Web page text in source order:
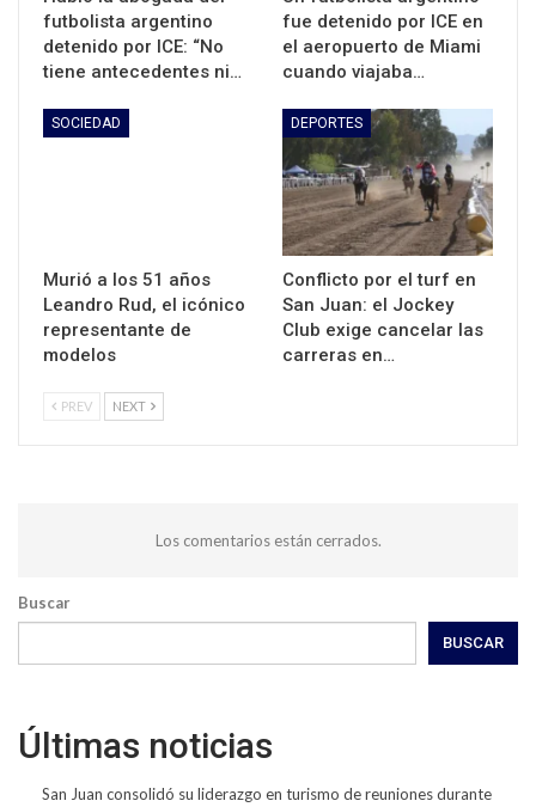
futbolista argentino
detenido por ICE: “No
tiene antecedentes ni…
fue detenido por ICE en
el aeropuerto de Miami
cuando viajaba…
SOCIEDAD
Murió a los 51 años
Leandro Rud, el icónico
representante de
modelos
DEPORTES
Conflicto por el turf en
San Juan: el Jockey
Club exige cancelar las
carreras en…
PREV NEXT
Los comentarios están cerrados.
Buscar
BUSCAR
Últimas noticias
San Juan consolidó su liderazgo en turismo de reuniones durante